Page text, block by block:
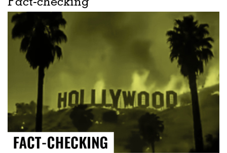
Fact-checking